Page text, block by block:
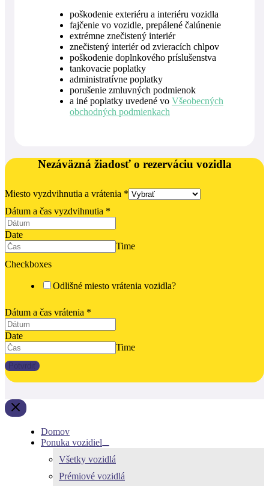
poškodenie exteriéru a interiéru vozidla
fajčenie vo vozidle, prepálené čalúnenie
extrémne znečistený interiér
znečistený interiér od zvieracích chlpov
poškodenie doplnkového príslušenstva
tankovacie poplatky
administratívne poplatky
porušenie zmluvných podmienok
a iné poplatky uvedené vo Všeobecných
obchodných podmienkach
Nezáväzná žiadosť o rezerváciu vozidla
Miesto vyzdvihnutia a vrátenia *
Dátum a čas vyzdvihnutia *
Date
Time
Checkboxes
Odlišné miesto vrátenia vozidla?
Dátum a čas vrátenia *
Date
Time
Potvrdiť
Domov
Ponuka vozidiel
Všetky vozidlá
Prémiové vozidlá